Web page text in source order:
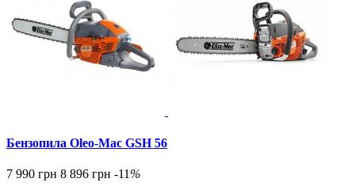
Бензопила Oleo-Mac GSH 56
7 990 грн 8 896 грн -11 %